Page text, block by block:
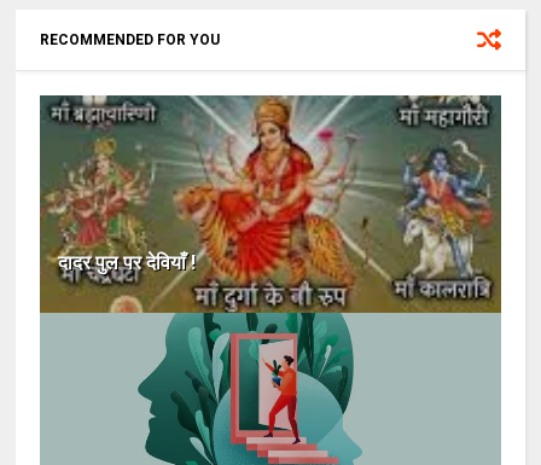
RECOMMENDED FOR YOU
दादर पुल पर देवियाँ !